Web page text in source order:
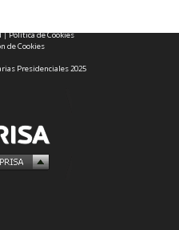
|Política de Cookies
de Cookies
Presidenciales 2025